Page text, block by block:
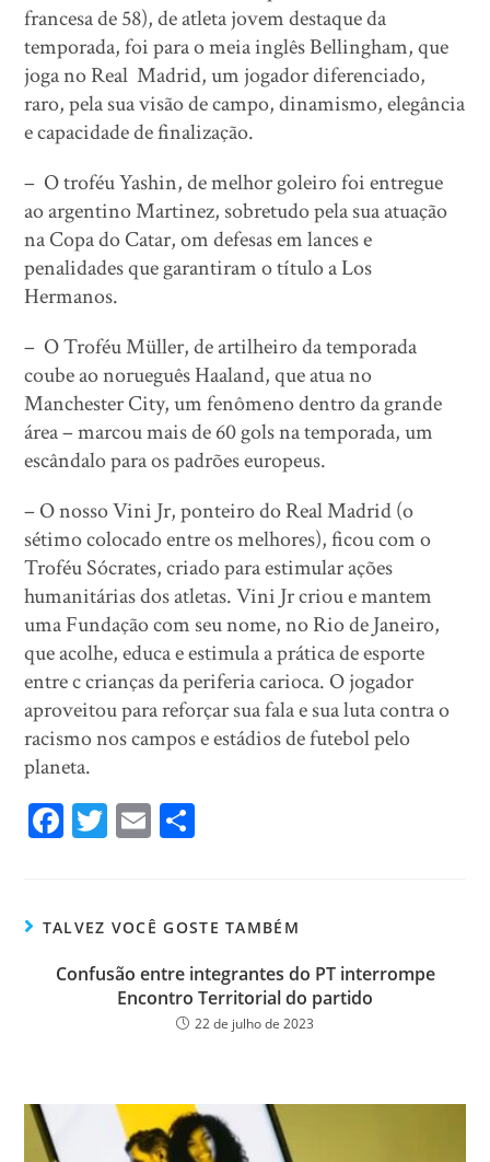
francesa de 58), de atleta jovem destaque da
temporada, foi para o meia inglês Bellingham, que
joga no Real Madrid, um jogador diferenciado,
raro, pela sua visão de campo, dinamismo, elegância
e capacidade de finalização.
– O troféu Yashin, de melhor goleiro foi entregue
ao argentino Martinez, sobretudo pela sua atuação
na Copa do Catar, om defesas em lances e
penalidades que garantiram o título a Los
Hermanos.
– O Troféu Müller, de artilheiro da temporada
coube ao norueguês Haaland, que atua no
Manchester City, um fenômeno dentro da grande
área – marcou mais de 60 gols na temporada, um
escândalo para os padrões europeus.
– O nosso Vini Jr, ponteiro do Real Madrid (o
sétimo colocado entre os melhores), ficou com o
Troféu Sócrates, criado para estimular ações
humanitárias dos atletas. Vini Jr criou e mantem
uma Fundação com seu nome, no Rio de Janeiro,
que acolhe, educa e estimula a prática de esporte
entre c crianças da periferia carioca. O jogador
aproveitou para reforçar sua fala e sua luta contra o
racismo nos campos e estádios de futebol pelo
planeta.
Fa
ok
T
er
E
TALVEZ VOCÊ GOSTE TAMBÉM
Confusão entre integrantes do PT interrompe
Encontro Territorial do partido
22 de julho de 2023